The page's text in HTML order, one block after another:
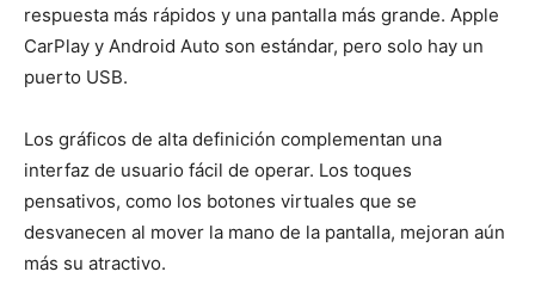
respuesta más rápidos y una pantalla más grande. Apple
CarPlay y Android Auto son estándar, pero solo hay un
puerto USB.
Los gráficos de alta definición complementan una
interfaz de usuario fácil de operar. Los toques
pensativos, como los botones virtuales que se
desvanecen al mover la mano de la pantalla, mejoran aún
más su atractivo.